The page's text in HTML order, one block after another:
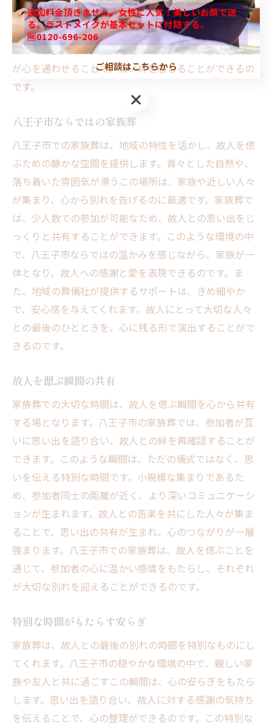
境の中で、故人との思い出を振り返る時間は、参加者に
とって安らぎをもたらす特別な瞬間となります。八王子
市での家族葬では、故人を偲ぶだけでなく、参列者同士
が心を通わせることで、深い絆を感じることができるの
です。
八王子市ならではの家族葬
八王子市での家族葬は、地域の特性を活かし、故人を偲
ぶための静かな空間を提供します。青々とした自然や、
落ち着いた雰囲気が漂うこの場所は、家族や近しい人々
が集まり、心から別れを告げるのに最適です。家族葬で
は、少人数での参加が可能なため、故人との思い出をじ
っくりと共有することができます。このような環境の中
で、八王子市ならではの温かみを感じながら、家族が一
体となり、故人への感謝と愛を表現できるのです。ま
た、地域の葬儀社が提供するサポートは、きめ細やか
で、安心感を与えてくれます。故人にとって大切な人々
との最後のひとときを、心に残る形で演出することがで
きるのです。
故人を偲ぶ瞬間の共有
家族葬での大切な時間は、故人を偲ぶ瞬間を心から共有
する場となります。八王子市の家族葬では、参加者が互
いに思い出を語り合い、故人との絆を再確認することが
できます。このような瞬間は、ただの儀式ではなく、思
いを伝える特別な時間です。小規模な集まりであるた
め、参加者同士の距離が近く、より深いコミュニケーシ
ョンが生まれます。故人との苦楽を共にした人々が集ま
ることで、思い出の共有が生まれ、心のつながりが一層
強まります。八王子市での家族葬は、故人を偲ぶことを
通じて、参加者の心に温かい感情をもたらし、それぞれ
が大切な別れを迎えることができるのです。
特別な時間がもたらす安らぎ
家族葬は、故人との最後の別れの時間を特別なものにし
てくれます。八王子市の穏やかな環境の中で、親しい家
族や友人と共に過ごすこの瞬間は、心の安らぎをもたら
します。思い出を語り合い、故人に対する感謝の気持ち
を伝えることで、心の整理ができるのです。この特別な
追加料金頂きません。女性に人気！美しいお顔で送
る。ラストメイクが基本セットに付随する。
🆓0120-696-206
ご相談はこちらから